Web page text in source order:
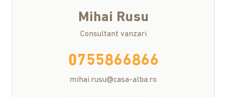
Mihai Rusu
Consultant vanzari
0755866866
mihai.rusu@casa-alba.ro